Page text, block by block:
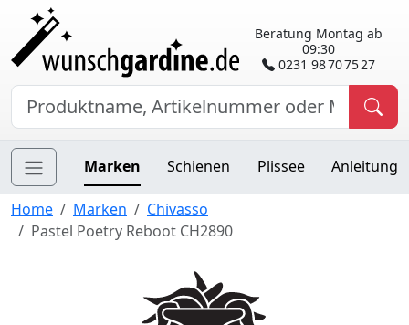
Beratung Montag ab
09:30
0231 98 70 75 27
Marken Schienen Plissee Anleitung
Home Marken
Chivasso
Pastel Poetry Reboot CH2890